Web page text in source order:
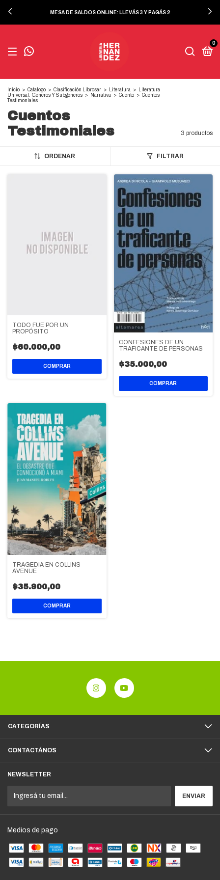
MESA DE SALDOS ONLINE: LLEVÁS 3 Y PAGÁS 2
0
Inicio > Catalogo > Clasificación Librosar > Literatura >
Literatura
Universal. Generos Y Subgeneros > Narrativa > Cuento > Cuentos
Testimoniales
Cuentos
Testimoniales
3 productos
ORDENAR FILTRAR
TODO FUE POR UN
PROPÓSITO
$60.000,00
CONFESIONES DE UN
TRAFICANTE DE PERSONAS
$35.000,00
TRAGEDIA EN COLLINS
AVENUE
$35.900,00
CATEGORÍAS
CONTACTÁNOS
NEWSLETTER
Medios de pago